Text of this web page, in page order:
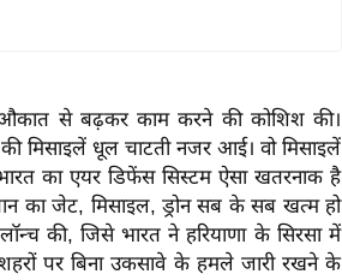
से बढ़कर काम करने की कोशिश की।
मिसाइलें धूल चाटती नजर आई। वो मिसाइलें
भारत का एयर डिफेंस सिस्टम ऐसा खतरनाक है
का जेट, मिसाइल, ड्रोन सब के सब खत्म हो
की, जिसे भारत ने हरियाणा के सिरसा में
शहरों पर बिना उकसावे के हमले जारी रखने के